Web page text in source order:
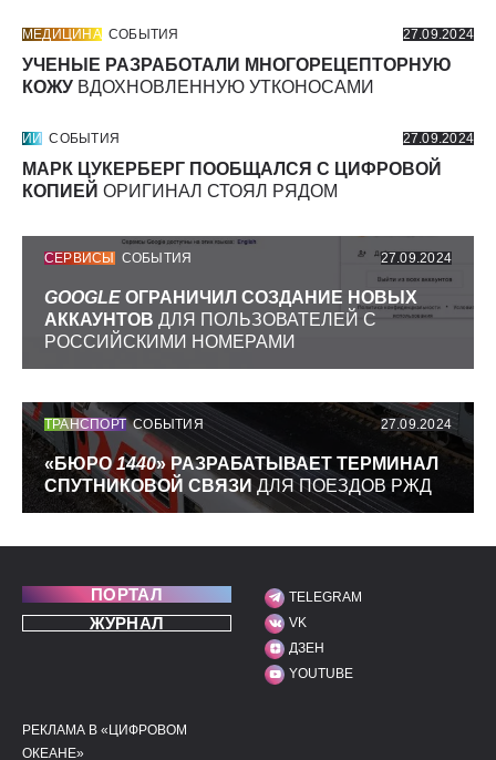
МЕДИЦИНА СОБЫТИЯ 27.09.2024
УЧЕНЫЕ РАЗРАБОТАЛИ МНОГОРЕЦЕПТОРНУЮ
КОЖУ ВДОХНОВЛЕННУЮ УТКОНОСАМИ
ИИ СОБЫТИЯ 27.09.2024
МАРК ЦУКЕРБЕРГ ПООБЩАЛСЯ С ЦИФРОВОЙ
КОПИЕЙ ОРИГИНАЛ СТОЯЛ РЯДОМ
СЕРВИСЫ СОБЫТИЯ 27.09.2024
GOOGLE ОГРАНИЧИЛ СОЗДАНИЕ НОВЫХ
АККАУНТОВ ДЛЯ ПОЛЬЗОВАТЕЛЕЙ С
РОССИЙСКИМИ НОМЕРАМИ
ТРАНСПОРТ СОБЫТИЯ 27.09.2024
«БЮРО1440» РАЗРАБАТЫВАЕТ ТЕРМИНАЛ
СПУТНИКОВОЙ СВЯЗИ ДЛЯ ПОЕЗДОВ РЖД
ПОРТАЛ
ЖУРНАЛ
МЫ В СОЦИАЛЬНЫХ
TELEGRAM
VK
ДЗЕН
YOUTUBE
ПОЛЕЗНЫЕ ССЫЛКИ
РЕКЛАМА В «ЦИФРОВОМ
ОКЕАНЕ»